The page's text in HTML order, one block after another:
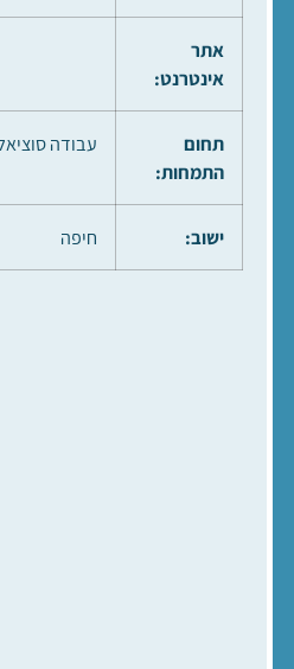
אתר
אינטרנט:
תחום
התמחות:
עבודה
ישוב: חיפה